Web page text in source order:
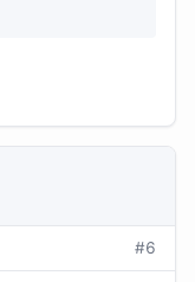
#6